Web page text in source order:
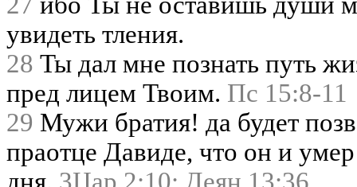
увидеть тления.
28 Ты дал мне познать путь
пред лицем Твоим. Пс 15:8-11
29 Мужи братия! да будет
праотце Давиде, что он и